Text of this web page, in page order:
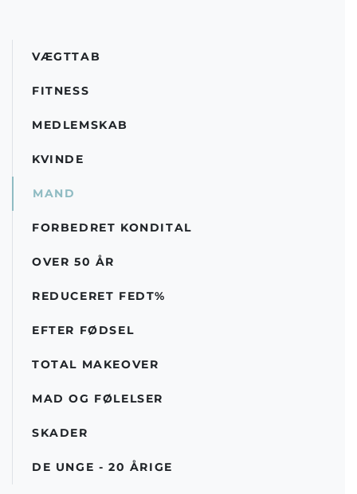
VÆGTTAB
FITNESS
MEDLEMSKAB
KVINDE
MAND
FORBEDRET KONDITAL
OVER 50 ÅR
REDUCERET FEDT%
EFTER FØDSEL
TOTAL MAKEOVER
MAD OG FØLELSER
SKADER
DE UNGE - 20 ÅRIGE